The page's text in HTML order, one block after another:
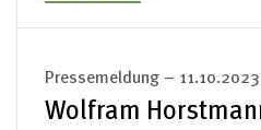
Pressemeldung – 11.10.2023
Wolfram